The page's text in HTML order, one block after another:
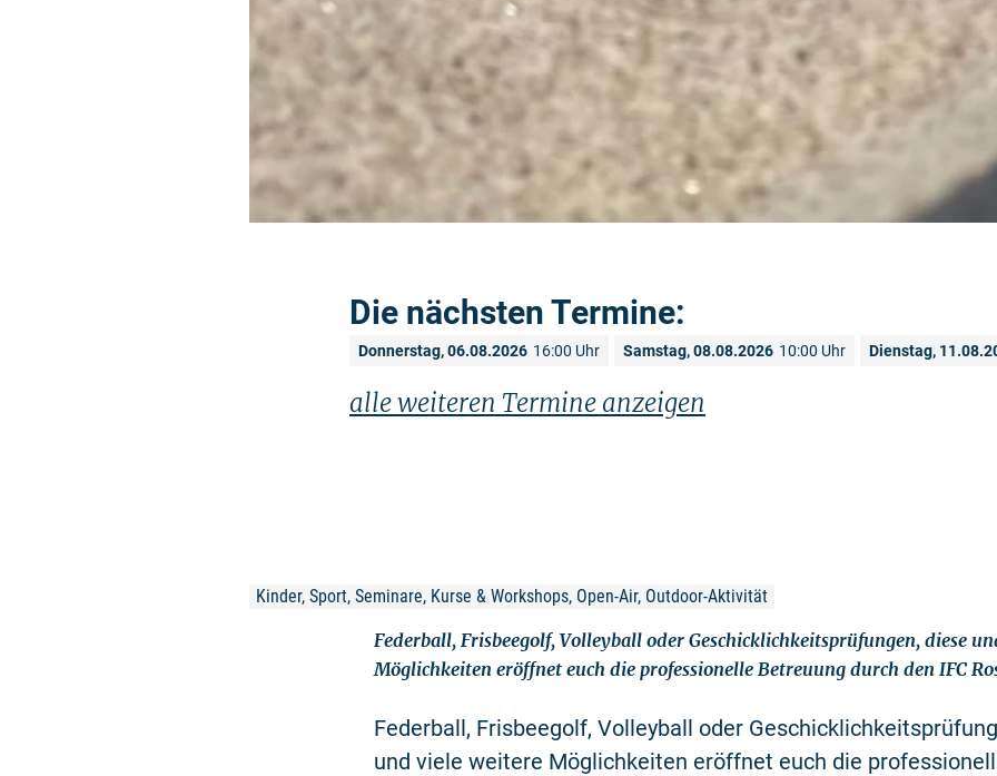
Die nächsten Termine:
Donnerstag, 06.08.2026 16:00 Uhr Samstag, 08.08.2026 10:00 Uhr Dienstag,
alle weiteren Termine anzeigen
Kinder, Sport, Seminare, Kurse & Workshops, Open-Air, Outdoor-Aktivität
Federball, Frisbeegolf, Volleyball oder Geschicklichkeitsprüfungen, diese
Möglichkeiten eröffnet euch die professionelle Betreuung durch den IFC
Federball, Frisbeegolf, Volleyball oder
und viele weitere Möglichkeiten eröffnet euch die